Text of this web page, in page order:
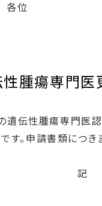
各位
腫瘍専門医
伝性腫瘍専門医認
す。申請書類につ
記